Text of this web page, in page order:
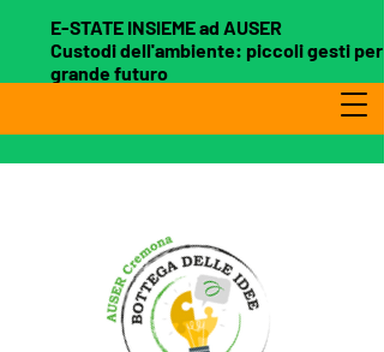
E-STATE INSIEME ad AUSER
Custodi dell'ambiente: piccoli gesti per
grande futuro